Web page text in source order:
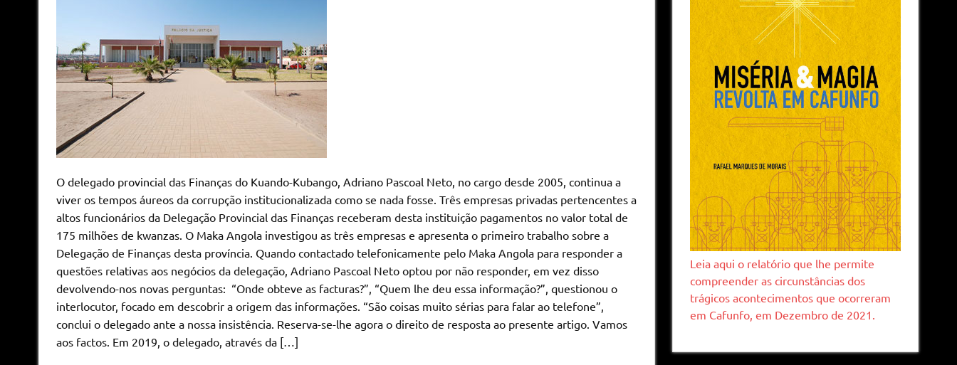
O delegado provincial das Finanças do Kuando-Kubango, Adriano Pascoal Neto, no cargo desde 2005, continua a
viver os tempos áureos da corrupção institucionalizada como se nada fosse. Três empresas privadas pertencentes a
altos funcionários da Delegação Provincial das Finanças receberam desta instituição pagamentos no valor total de
175 milhões de kwanzas. O Maka Angola investigou as três empresas e apresenta o primeiro trabalho sobre a
Delegação de Finanças desta província. Quando contactado telefonicamente pelo Maka Angola para responder a
questões relativas aos negócios da delegação, Adriano Pascoal Neto optou por não responder, em vez disso
devolvendo-nos novas perguntas: “Onde obteve as facturas?”, “Quem lhe deu essa informação?”, questionou o
interlocutor, focado em descobrir a origem das informações. “São coisas muito sérias para falar ao telefone”,
conclui o delegado ante a nossa insistência. Reserva-se-lhe agora o direito de resposta ao presente artigo. Vamos
aos factos. Em 2019, o delegado, através da […]
Leia aqui o relatório que lhe permite
compreender as circunstâncias dos
trágicos acontecimentos que ocorreram
em Cafunfo, em Dezembro de 2021.